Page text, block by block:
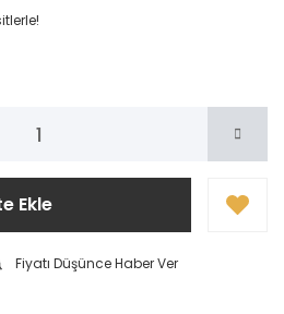
Ekle
Fiyatı Düşünce Haber Ver